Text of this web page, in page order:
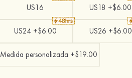
US16 US18 +$6.00
US24 +$6.00 US26 +$6.00
Medida personalizada +$19.00